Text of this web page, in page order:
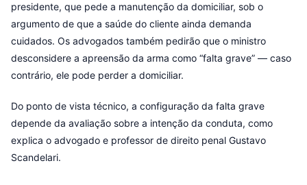
presidente, que pede a manutenção da domiciliar, sob o
argumento de que a saúde do cliente ainda demanda
cuidados. Os advogados também pedirão que o ministro
desconsidere a apreensão da arma como “falta grave” — caso
contrário, ele pode perder a domiciliar.
Do ponto de vista técnico, a configuração da falta grave
depende da avaliação sobre a intenção da conduta, como
explica o advogado e professor de direito penal Gustavo
Scandelari.